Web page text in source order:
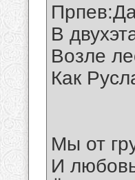
В
Возле
Как
Мы от
И